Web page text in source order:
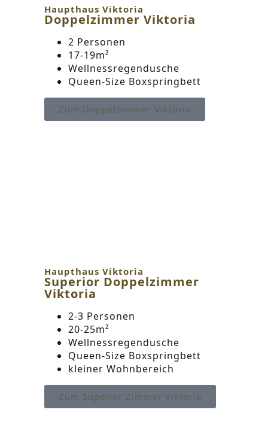
Haupthaus Viktoria
Doppelzimmer Viktoria
2 Personen
17-19m²
Wellnessregendusche
Queen-Size Boxspringbett
Zum Doppelzimmer Viktoria
Haupthaus Viktoria
Superior Doppelzimmer
Viktoria
2-3 Personen
20-25m²
Wellnessregendusche
Queen-Size Boxspringbett
kleiner Wohnbereich
Zum Superior Zimmer Viktoria